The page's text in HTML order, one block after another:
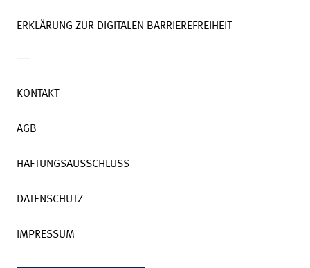
ERKLÄRUNG ZUR DIGITALEN BARRIEREFREIHEIT
KONTAKT
AGB
HAFTUNGSAUSSCHLUSS
DATENSCHUTZ
IMPRESSUM